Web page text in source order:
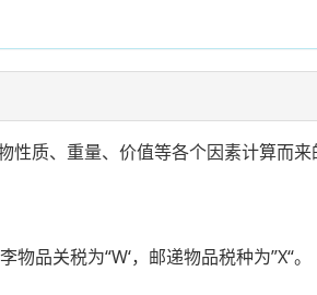
质、重量、价值等各个因素计算而
品关税为“W‘，邮递物品税种为”X“。